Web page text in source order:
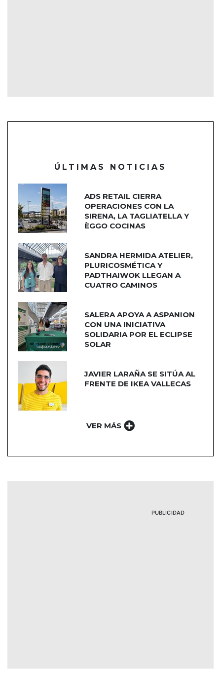
ÚLTIMAS NOTICIAS
ADS RETAIL CIERRA
OPERACIONES CON LA
SIRENA, LA TAGLIATELLA Y
ÈGGO COCINAS
SANDRA HERMIDA ATELIER,
PLURICOSMÉTICA Y
PADTHAIWOK LLEGAN A
CUATRO CAMINOS
SALERA APOYA A ASPANION
CON UNA INICIATIVA
SOLIDARIA POR EL ECLIPSE
SOLAR
JAVIER LARAÑA SE SITÚA AL
FRENTE DE IKEA VALLECAS
VER MÁS
PUBLICIDAD